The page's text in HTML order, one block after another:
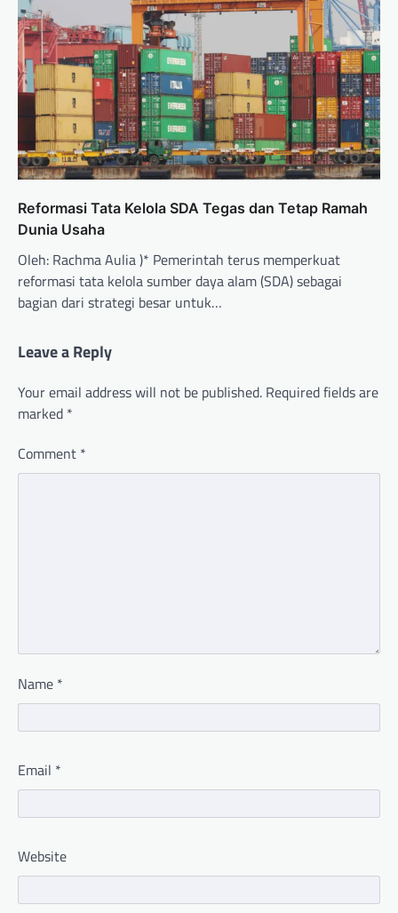
Reformasi Tata Kelola SDA Tegas dan Tetap Ramah
Dunia Usaha
Oleh: Rachma Aulia )* Pemerintah terus memperkuat
reformasi tata kelola sumber daya alam (SDA) sebagai
bagian dari strategi besar untuk…
Leave a Reply
Your email address will not be published. Required fields are
marked *
Comment *
Name *
Email *
Website